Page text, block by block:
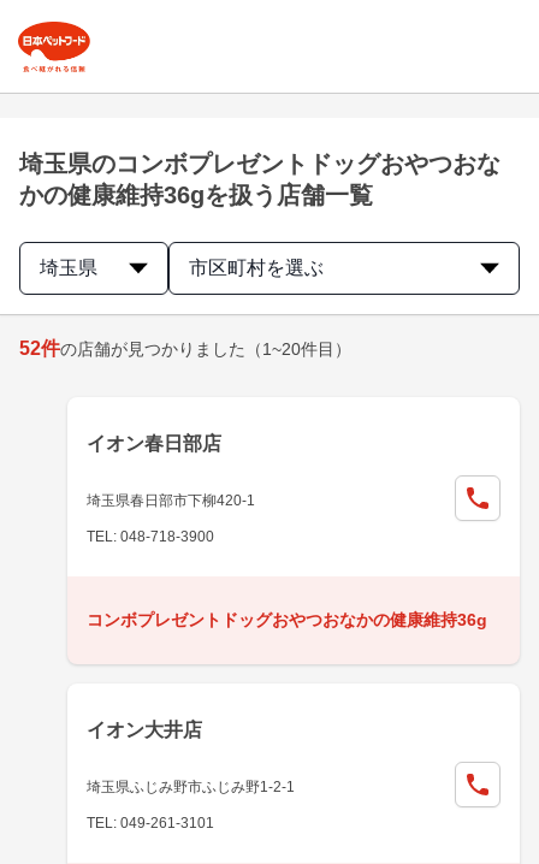
埼玉県のコンボプレゼントドッグおやつおな
かの健康維持36gを扱う店舗一覧
埼玉県 市区町村を選ぶ
52件の店舗が見つかりました （1~20件目）
イオン春日部店
埼玉県春日部市下柳420-1
TEL: 048-718-3900
コンボプレゼントドッグおやつおなかの健康維持36g
イオン大井店
埼玉県ふじみ野市ふじみ野1-2-1
TEL: 049-261-3101